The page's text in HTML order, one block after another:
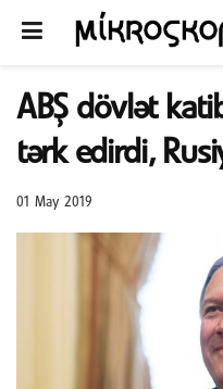
ABŞ dövlət
tərk edirdi,
01 May 2019